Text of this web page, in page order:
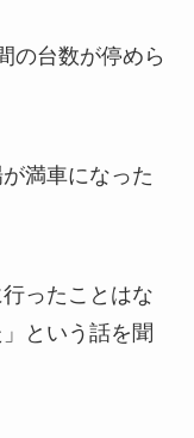
の台数が停めら
満車になった
ったことはな
という話を聞